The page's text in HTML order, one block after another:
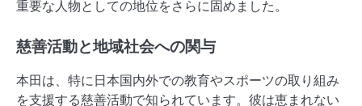
重要な人物としての地位をさらに固めました。
慈善活動と地域社会への関与
本田は、特に日本国内外での教育やスポーツの取り組み
を支援する慈善活動で知られています。彼は恵まれない